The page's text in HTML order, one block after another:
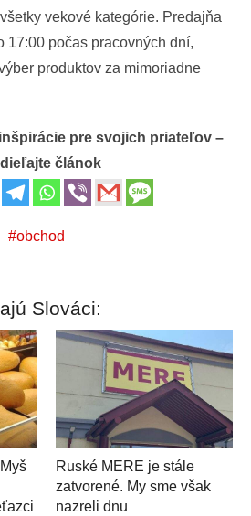
vekové kategórie. Predajňa
17:00 počas pracovných dní,
produktov za mimoriadne
pre svojich priateľov –
článok
obchod
Slováci:
Ruské MERE je stále
zatvorené. My sme však
nazreli dnu